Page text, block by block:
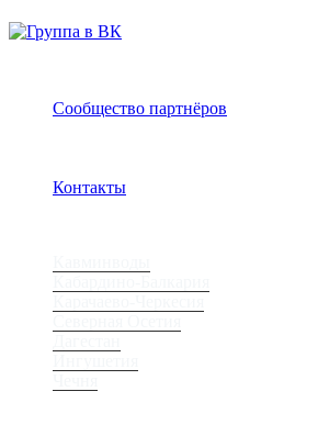
Сообщество партнёров
Контакты